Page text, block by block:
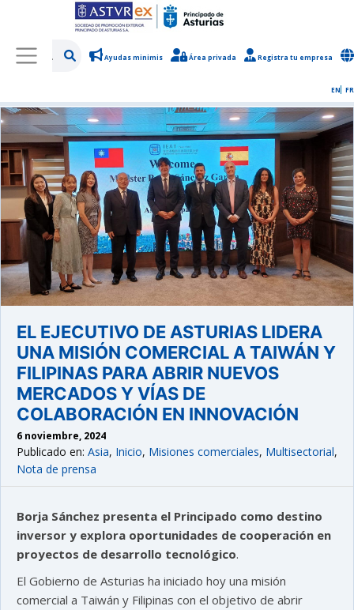
Ayudas minimis Área privada Registra tu empresa
EN FR
EL EJECUTIVO DE ASTURIAS LIDERA
UNA MISIÓN COMERCIAL A TAIWÁN Y
FILIPINAS PARA ABRIR NUEVOS
MERCADOS Y VÍAS DE
COLABORACIÓN EN INNOVACIÓN
6 noviembre, 2024
Publicado en: Asia, Inicio, Misiones comerciales, Multisectorial,
Nota de prensa
Borja Sánchez presenta el Principado como destino
inversor y explora oportunidades de cooperación en
proyectos de desarrollo tecnológico.
El Gobierno de Asturias ha iniciado hoy una misión
comercial a Taiwán y Filipinas con el objetivo de abrir